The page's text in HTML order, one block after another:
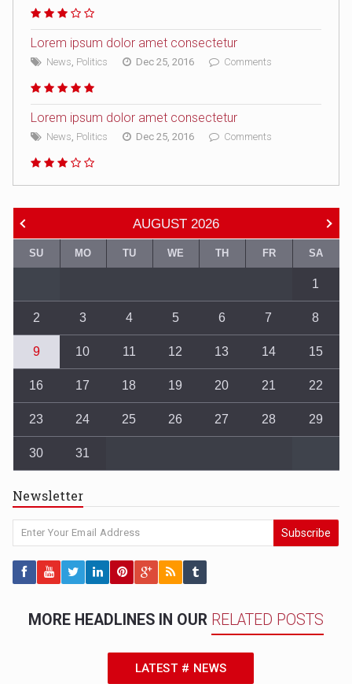
Lorem ipsum dolor amet consectetur
News Politics Dec 25, 2016 Comments
Lorem ipsum dolor amet consectetur
News Politics Dec 25, 2016 Comments
AUGUST 2026
SU MO TU WE TH FR SA
1
2 3 4 5 6 7 8
9 10 11 12 13 14 15
16 17 18 19 20 21 22
23 24 25 26 27 28 29
30 31
Newsletter
Subscribe
MORE HEADLINES IN OUR RELATED POSTS
LATEST # NEWS